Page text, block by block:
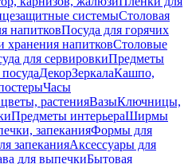
системыСтоловая
напитковПосуда для горячих
хранения напитковСтоловые
для сервировкиПредметы
ДекорЗеркалаКашпо,
Часы
растенияВазыКлючницы,
Предметы интерьераШирмы
запеканияФормы для
запеканияАксессуары для
для выпечкиБытовая